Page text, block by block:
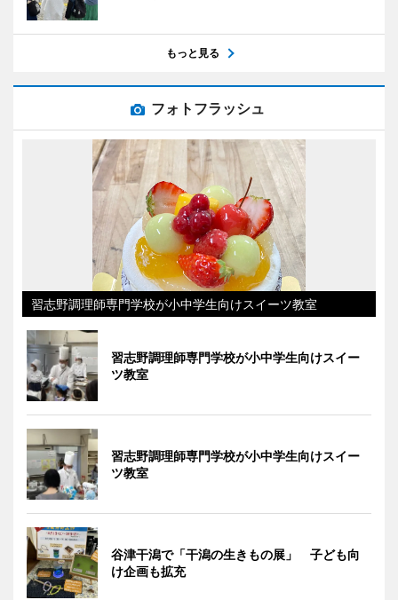
もっと見る
フォトフラッシュ
習志野調理師専門学校が小中学生向けスイーツ教室
習志野調理師専門学校が小中学生向けスイー
ツ教室
習志野調理師専門学校が小中学生向けスイー
ツ教室
谷津干潟で「干潟の生きもの展」 子ども向
け企画も拡充